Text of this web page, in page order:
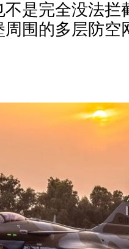
是完全没法拦
围的多层防空